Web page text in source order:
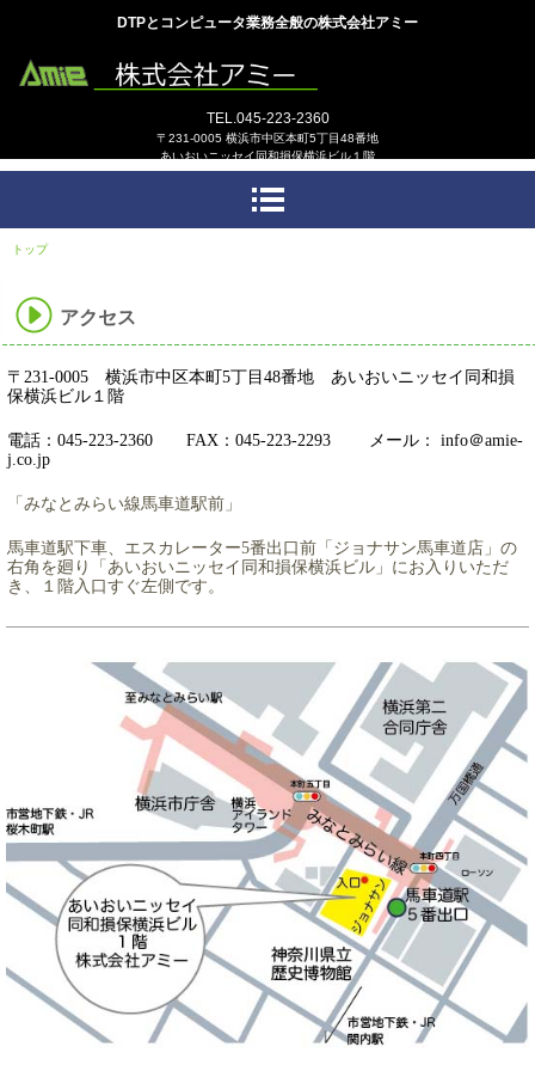
DTPとコンピュータ業務全般の株式会社アミー
TEL.045-223-2360
〒231-0005 横浜市中区本町5丁目48番地
あいおいニッセイ同和損保横浜ビル１階
トップ
アクセス
〒231-0005 横浜市中区本町5丁目48番地 あいおいニッセイ同和損
保横浜ビル１階
電話：045-223-2360 FAX：045-223-2293
メール： info＠amie-
j.co.jp
「みなとみらい線馬車道駅前」
馬車道駅下車、エスカレーター5番出口前「ジョナサン馬車道店」の
右角を廻り「あいおいニッセイ同和損保横浜ビル」にお入りいただ
き、１階入口すぐ左側です。